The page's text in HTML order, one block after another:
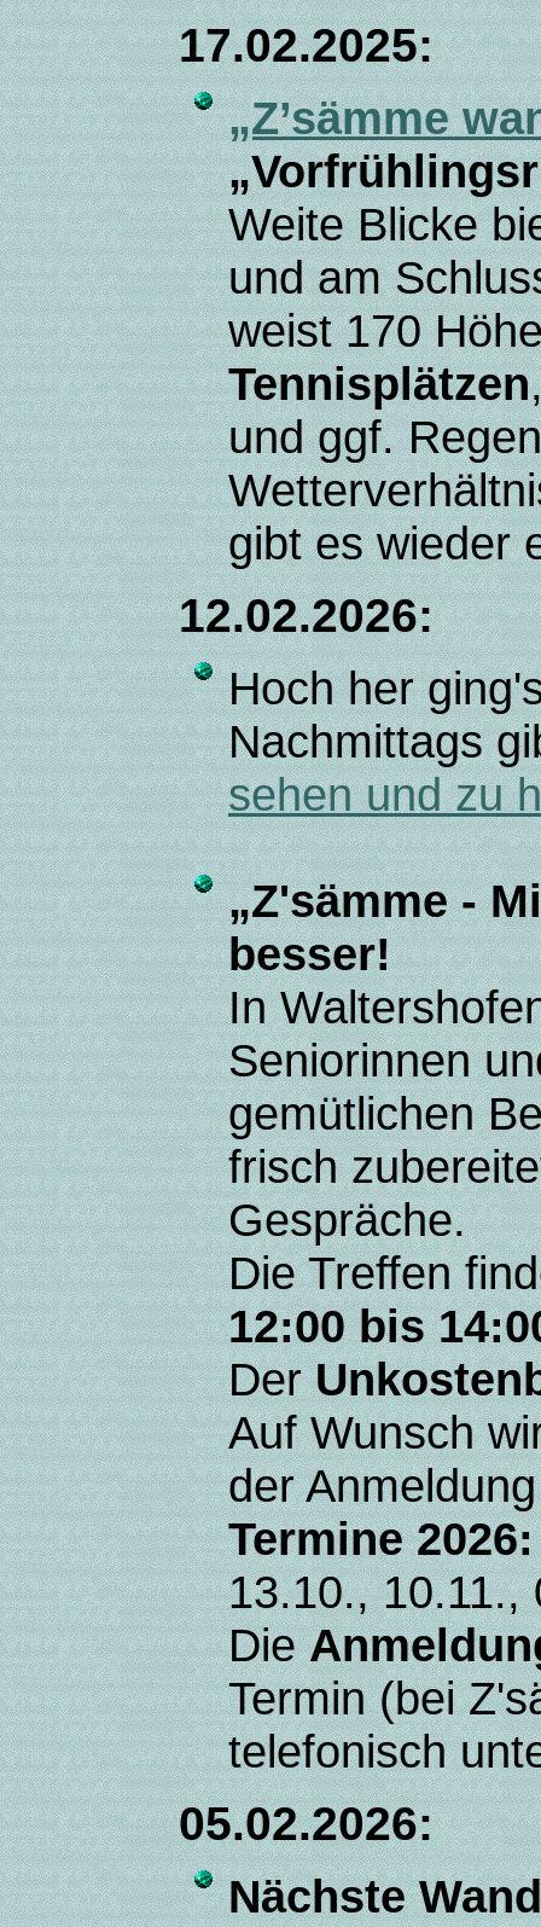
17.02.2025:
„Z’sämme
Weite Blicke
und am
weist 170
Tennisplätzen
und ggf.
gibt es wieder
12.02.2026:
Hoch her
Nachmittags
sehen und zu
„Z'sämme -
besser!
In
Seniorinnen
gemütlichen
frisch
Gespräche.
Die Treffen
12:00 bis
Der
Auf Wunsch
der
Termine 2026:
13.10., 10.11.,
Die
Termin (bei
telefonisch
05.02.2026:
Nächste